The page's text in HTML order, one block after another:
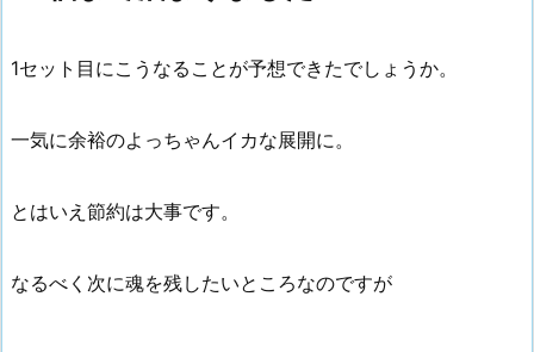
1セット目にこうなることが予想できたでしょうか。
一気に余裕のよっちゃんイカな展開に。
とはいえ節約は大事です。
なるべく次に魂を残したいところなのですが